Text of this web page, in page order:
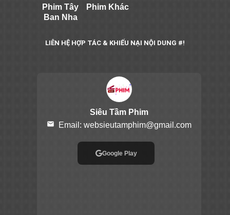
Phim Tây
Ban Nha
Phim Khác
LIÊN HỆ HỢP TÁC & KHIẾU NẠI NỘI DUNG #!
Siêu Tầm Phim
email Email: websieutamphim@gmail.com
Google Play